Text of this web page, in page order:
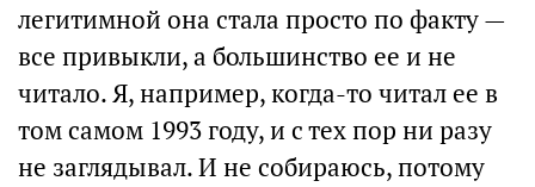
легитимной она стала просто по факту —
все привыкли, а большинство ее и не
читало. Я, например, когда-то читал ее в
том самом 1993 году, и с тех пор ни разу
не заглядывал. И не собираюсь, потому